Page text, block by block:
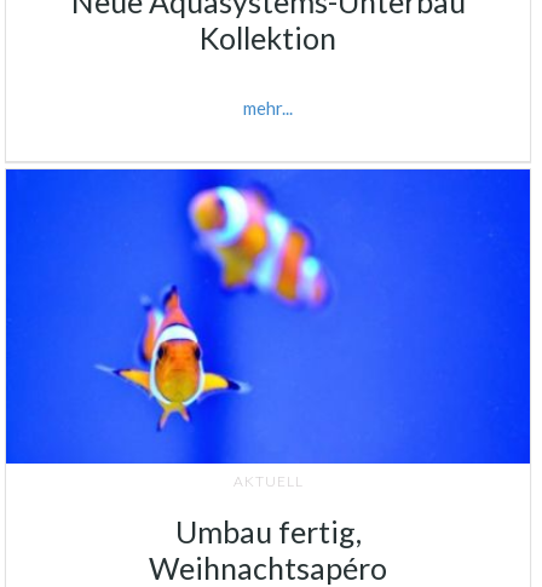
Kollektion
mehr...
AKTUELL
Umbau fertig,
Weihnachtsapéro